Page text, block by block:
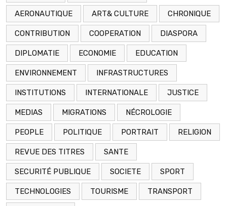
AERONAUTIQUE ART& CULTURE CHRONIQUE
CONTRIBUTION COOPERATION DIASPORA
DIPLOMATIE ECONOMIE EDUCATION
ENVIRONNEMENT INFRASTRUCTURES
INSTITUTIONS INTERNATIONALE JUSTICE
MEDIAS MIGRATIONS NÉCROLOGIE
PEOPLE POLITIQUE PORTRAIT RELIGION
REVUE DES TITRES SANTE
SECURITÉ PUBLIQUE SOCIETE SPORT
TECHNOLOGIES TOURISME TRANSPORT